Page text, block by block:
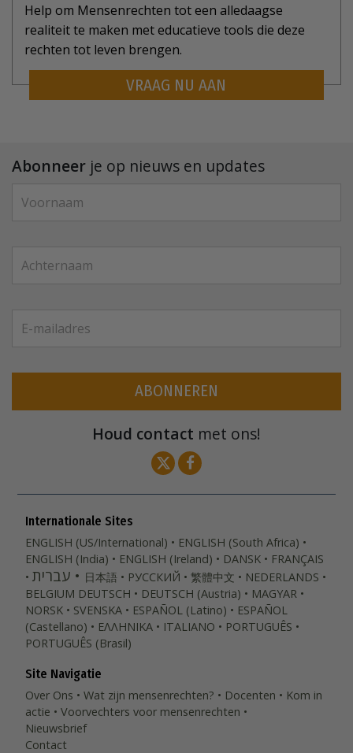
Help om Mensenrechten tot een alledaagse
realiteit te maken met educatieve tools die deze
rechten tot leven brengen.
VRAAG NU AAN
Abonneer je op nieuws en updates
ABONNEREN
Houd contact met ons!
Internationale Sites
ENGLISH (US/International)
ENGLISH (South Africa)
ENGLISH (India)
ENGLISH (Ireland) DANSK FRANÇAIS
עברית 日本語 РУССКИЙ 繁體中文
NEDERLANDS
BELGIUM DEUTSCH DEUTSCH (Austria)
MAGYAR
NORSK
SVENSKA ESPAÑOL (Latino)
ESPAÑOL
(Castellano)
ΕΛΛΗΝΙΚA ITALIANO
PORTUGUÊS
PORTUGUÊS (Brasil)‎
Site Navigatie
Over Ons
Wat zijn mensenrechten? Docenten
Kom in
actie
Voorvechters voor mensenrechten
Nieuwsbrief
Contact